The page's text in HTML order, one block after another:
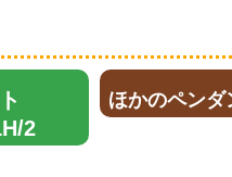
2
ほかのペン